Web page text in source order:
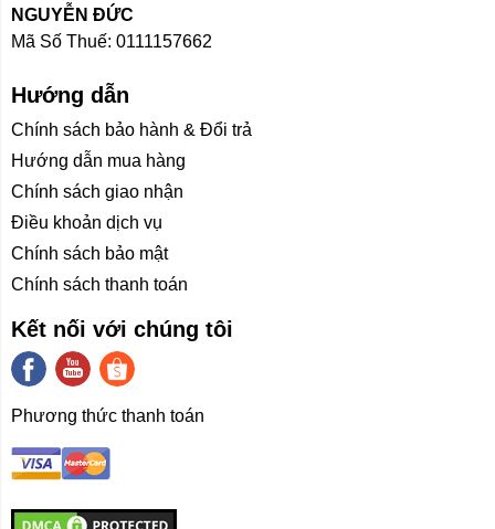
NGUYỄN ĐỨC
Mã Số Thuế: 0111157662
Hướng dẫn
Chính sách bảo hành & Đổi trả
Hướng dẫn mua hàng
Chính sách giao nhận
Điều khoản dịch vụ
Chính sách bảo mật
Chính sách thanh toán
Kết nối với chúng tôi
Phương thức thanh toán